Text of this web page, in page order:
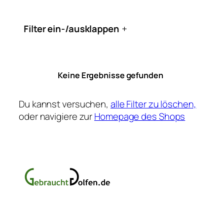
Filter ein-/ausklappen +
Keine Ergebnisse gefunden
Du kannst versuchen, alle Filter zu löschen,
oder navigiere zurHomepage des Shops